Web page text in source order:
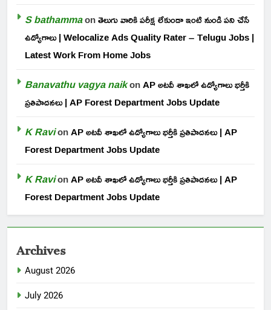
S bathammaonతెలుగు వారికి పరీక్ష లేకుండా ఇంటి నుండి పని చేసే
ఉద్యోగాలు | Welocalize Ads Quality Rater – Telugu Jobs |
Latest Work From Home Jobs
Banavathu vagya naikonAP అటవీ శాఖలో ఉద్యోగాలు భర్తీకి
ప్రతిపాదనలు | AP Forest Department Jobs Update
K RavionAP అటవీ శాఖలో ఉద్యోగాలు భర్తీకి ప్రతిపాదనలు | AP
Forest Department Jobs Update
K RavionAP అటవీ శాఖలో ఉద్యోగాలు భర్తీకి ప్రతిపాదనలు | AP
Forest Department Jobs Update
Archives
August 2026
July 2026